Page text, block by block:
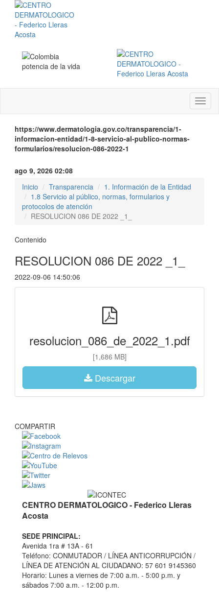
Menú
https://www.dermatologia.gov.co/transparencia/1-
informacion-entidad/1-8-servicio-al-publico-normas-
formularios/resolucion-086-2022-1
ago 9, 2026 02:08
Inicio
Transparencia
1. Información de la Entidad
1.8 Servicio al público, normas, formularios y
protocolos de atención
RESOLUCION 086 DE 2022 _1_
Contenido
RESOLUCION 086 DE 2022 _1_
2022-09-06 14:50:06
resolucion_086_de_2022_1.pdf
[1,686 MB]
Descargar
COMPARTIR
CENTRO DERMATOLOGICO - Federico Lleras
Acosta
SEDE PRINCIPAL:
Avenida 1ra # 13A - 61
Teléfono: CONMUTADOR / LÍNEA ANTICORRUPCIÓN /
LÍNEA DE ATENCIÓN AL CIUDADANO: 57 601 9145360
Horario: Lunes a viernes de 7:00 a.m. - 5:00 p.m. y
sábados 7:00 a.m. - 12:00 p.m.